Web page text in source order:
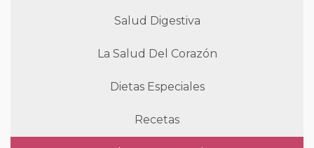
Salud Digestiva
La Salud Del Corazón
Dietas Especiales
Recetas